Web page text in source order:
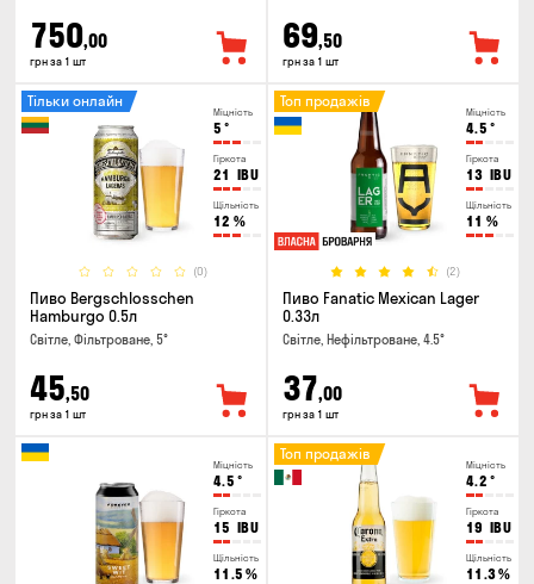
750,00
грн за 1 шт
69,50
грн за 1 шт
Міцність
5 °
Гіркота
21 IBU
Щільність
12 %
(0)
Тільки онлайн
Пиво Bergschlosschen
Hamburgo 0.5л
Світле, Фільтроване, 5°
45,50
грн за 1 шт
Міцність
4.5 °
Гіркота
13 IBU
Щільність
11 %
(2)
Топ продажів
Пиво Fanatic Mexican Lager
0.33л
Світле, Нефільтроване, 4.5°
37,00
грн за 1 шт
Міцність
4.5 °
Гіркота
15 IBU
Щільність
11.5 %
Міцність
4.2 °
Гіркота
19 IBU
Щільність
11.3%
Топ продажів